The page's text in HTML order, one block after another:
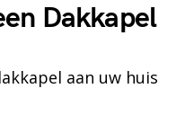
Dakkapel
aan uw huis